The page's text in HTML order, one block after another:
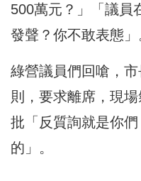
500萬元？」「議員
發聲？你不敢表態」
綠營議員們回嗆，
則，要求離席，現
批「反質詢就是你
的」。